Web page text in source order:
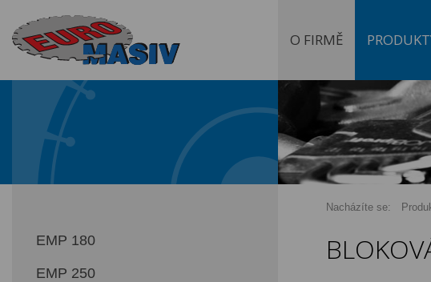
O FIRMĚ
Nacházíte se:
EMP 180
EMP 250